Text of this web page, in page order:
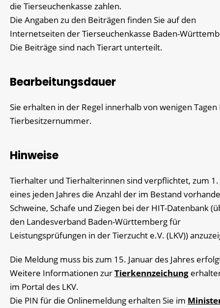
die Tierseuchenkasse zahlen.
Die Angaben zu den Beiträgen finden Sie auf den
Internetseiten der Tierseuchenkasse Baden-
Die Beiträge sind nach Tierart unterteilt.
Bearbeitungsdauer
Sie erhalten in der Regel innerhalb von wenigen Tagen
Tierbesitzernummer.
Hinweise
Tierhalter und Tierhalterinnen sind verpflichtet, zum 1.
eines jeden Jahres die Anzahl der im Bestand
Schweine, Schafe und Ziegen bei der HIT-Datenbank
den Landesverband Baden-Württemberg für
Leistungsprüfungen in der Tierzucht e.V. (LKV))
Die Meldung muss bis zum 15. Januar des Jahres
Weitere Informationen zurTierkennzeichung
im Portal des LKV.
Die PIN für die Onlinemeldung erhalten Sie im